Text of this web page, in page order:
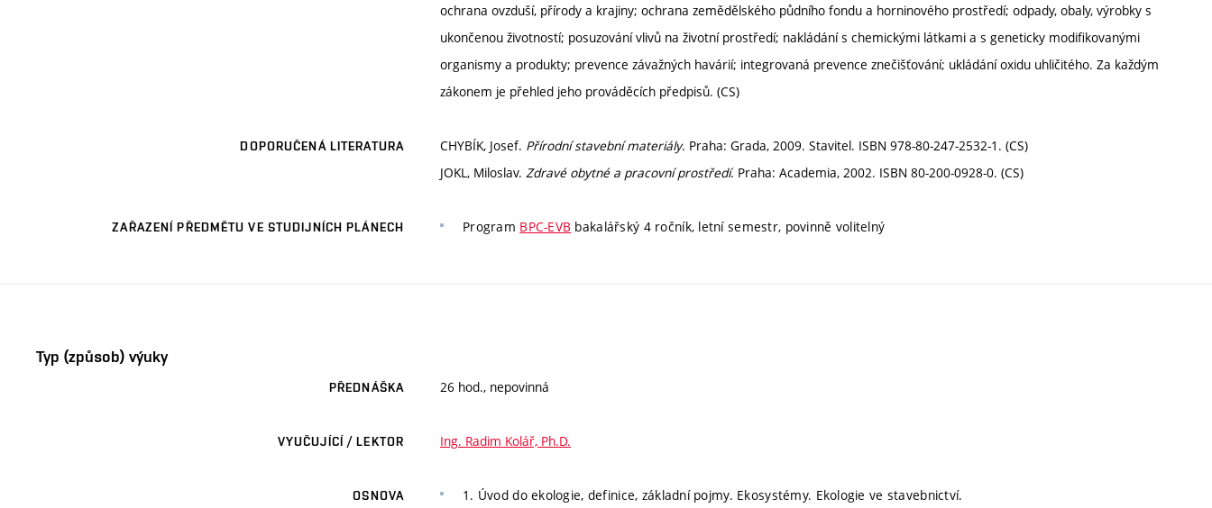
ochrana ovzduší, přírody a krajiny; ochrana zemědělského půdního fondu a horninového prostředí; odpady, obaly, výrobky s
ukončenou životností; posuzování vlivů na životní prostředí; nakládání s chemickými látkami a s geneticky modifikovanými
organismy a produkty; prevence závažných havárií; integrovaná prevence znečišťování; ukládání oxidu uhličitého. Za každým
zákonem je přehled jeho prováděcích předpisů. (CS)
DOPORUČENÁ LITERATURA CHYBÍK, Josef. Přírodní stavební materiály. Praha: Grada, 2009. Stavitel. ISBN 978-80-247-2532-1. (CS)
JOKL, Miloslav. Zdravé obytné a pracovní prostředí. Praha: Academia, 2002. ISBN 80-200-0928-0. (CS)
ZAŘAZENÍ PŘEDMĚTU VE STUDIJNÍCH PLÁNECH Program BPC-EVB bakalářský 4 ročník, letní semestr, povinně volitelný
Typ (způsob) výuky
PŘEDNÁŠKA 26 hod., nepovinná
VYUČUJÍCÍ / LEKTOR Ing. Radim Kolář, Ph.D.
OSNOVA
1. Úvod do ekologie, definice, základní pojmy. Ekosystémy. Ekologie ve stavebnictví.